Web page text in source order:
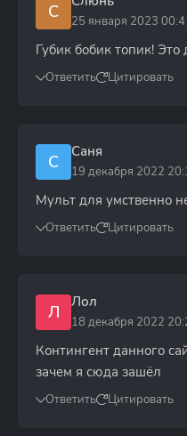
С 25 января 2023
Губик бобик топик! Это
Ответить Цитировать
С Саня
19 декабря 2022
Мульт для умственно
Ответить Цитировать
Л Лол
18 декабря 2022
Контингент данного
зачем я сюда зашёл
Ответить Цитировать